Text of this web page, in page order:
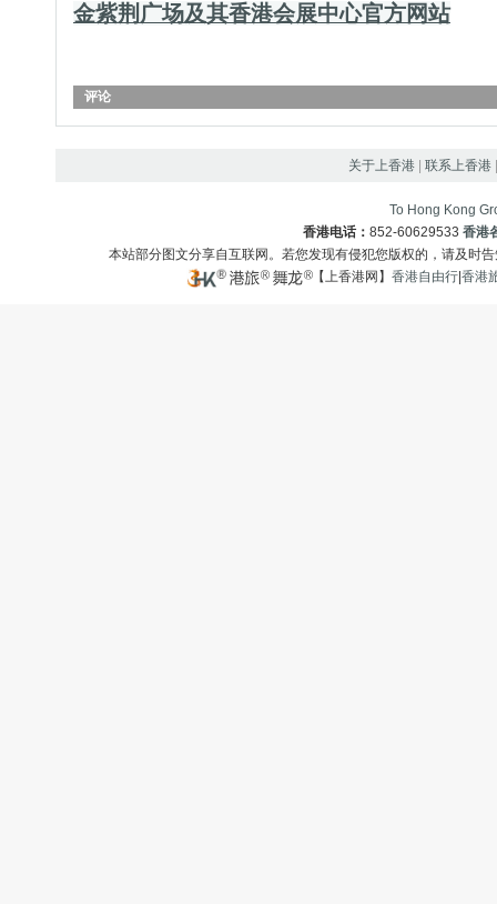
金紫荆广场及其香港会展中心官方网站
评论
关于上香港 |联系上香港
To Hong Kong
香港电话： 852-60629533 香港
本站部分图文分享自互联网。若您发现有侵犯您版权的，请及时
【上香港网】香港自由行 |香港